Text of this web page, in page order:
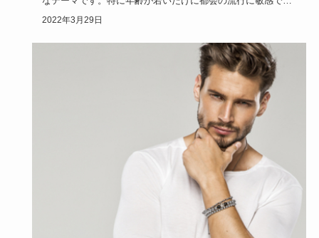
いつかは都会で…
2022年3月29日